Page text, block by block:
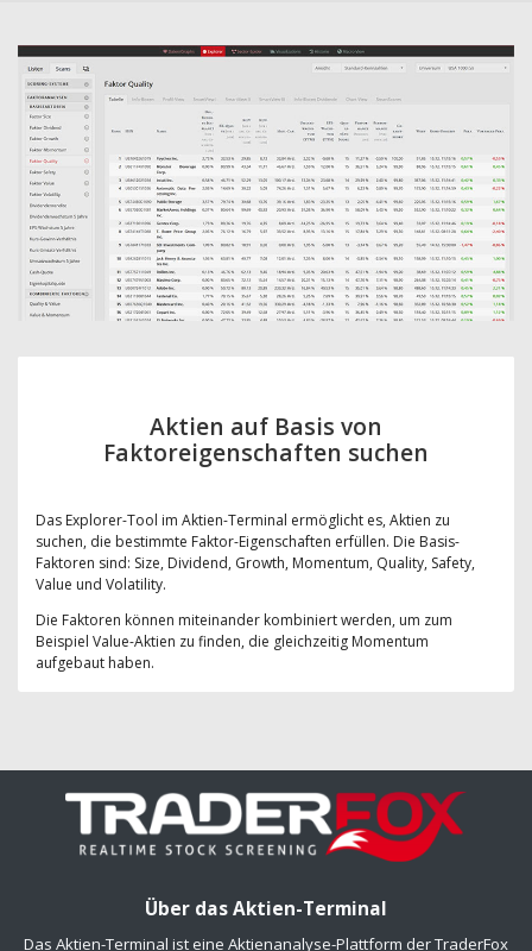
Aktien auf Basis von
Faktoreigenschaften suchen
Das Explorer-Tool im Aktien-Terminal ermöglicht es, Aktien zu
suchen, die bestimmte Faktor-Eigenschaften erfüllen. Die Basis-
Faktoren sind: Size, Dividend, Growth, Momentum, Quality, Safety,
Value und Volatility.
Die Faktoren können miteinander kombiniert werden, um zum
Beispiel Value-Aktien zu finden, die gleichzeitig Momentum
aufgebaut haben.
Über das Aktien-Terminal
Das Aktien-Terminal ist eine Aktienanalyse-Plattform der TraderFox